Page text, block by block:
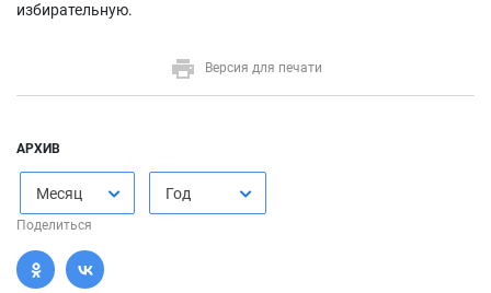
избирательную.
Версия для печати
АРХИВ
Месяц Год
Поделиться